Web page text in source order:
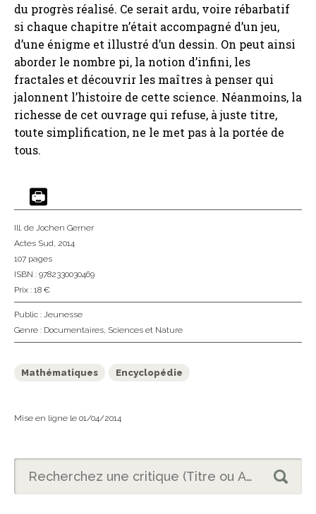
du progrès réalisé. Ce serait ardu, voire rébarbatif
si chaque chapitre n’était accompagné d’un jeu,
d’une énigme et illustré d’un dessin. On peut ainsi
aborder le nombre pi, la notion d’infini, les
fractales et découvrir les maîtres à penser qui
jalonnent l’histoire de cette science. Néanmoins, la
richesse de cet ouvrage qui refuse, à juste titre,
toute simplification, ne le met pas à la portée de
tous.
Ill. de Jochen Gerner
Actes Sud, 2014
107 pages
ISBN : 9782330030469
Prix : 18 €
Public : Jeunesse
Genre : Documentaires, Sciences et Nature
Mathématiques Encyclopédie
Mise en ligne le 01/04/2014